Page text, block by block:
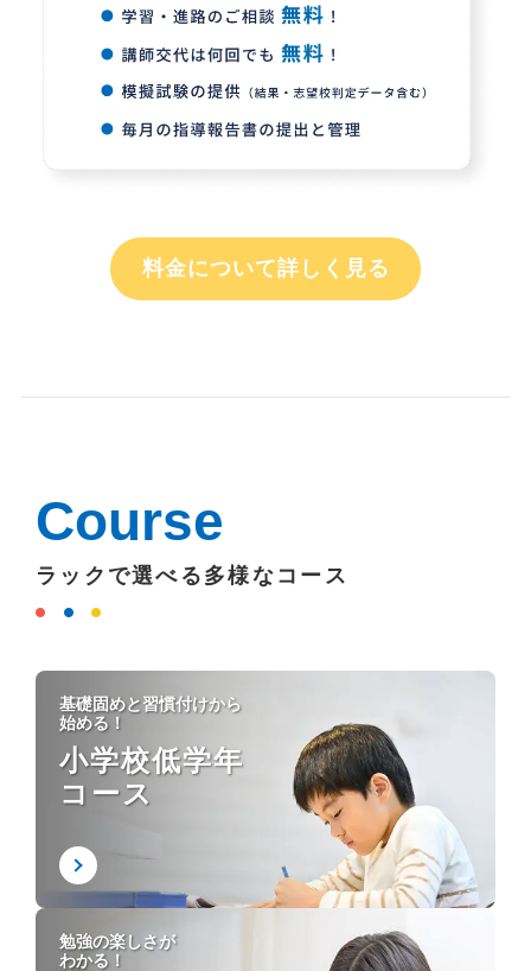
料金について詳しく見る
Course
ラックで選べる多様なコース
基礎固めと習慣付けから
始める！
小学校低学年
コース
勉強の楽しさが
わかる！